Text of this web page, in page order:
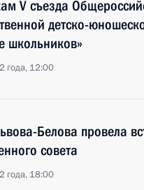
V съезда
детско-
школьников»
года, 12:00
Белова провела
совета
года, 18:00